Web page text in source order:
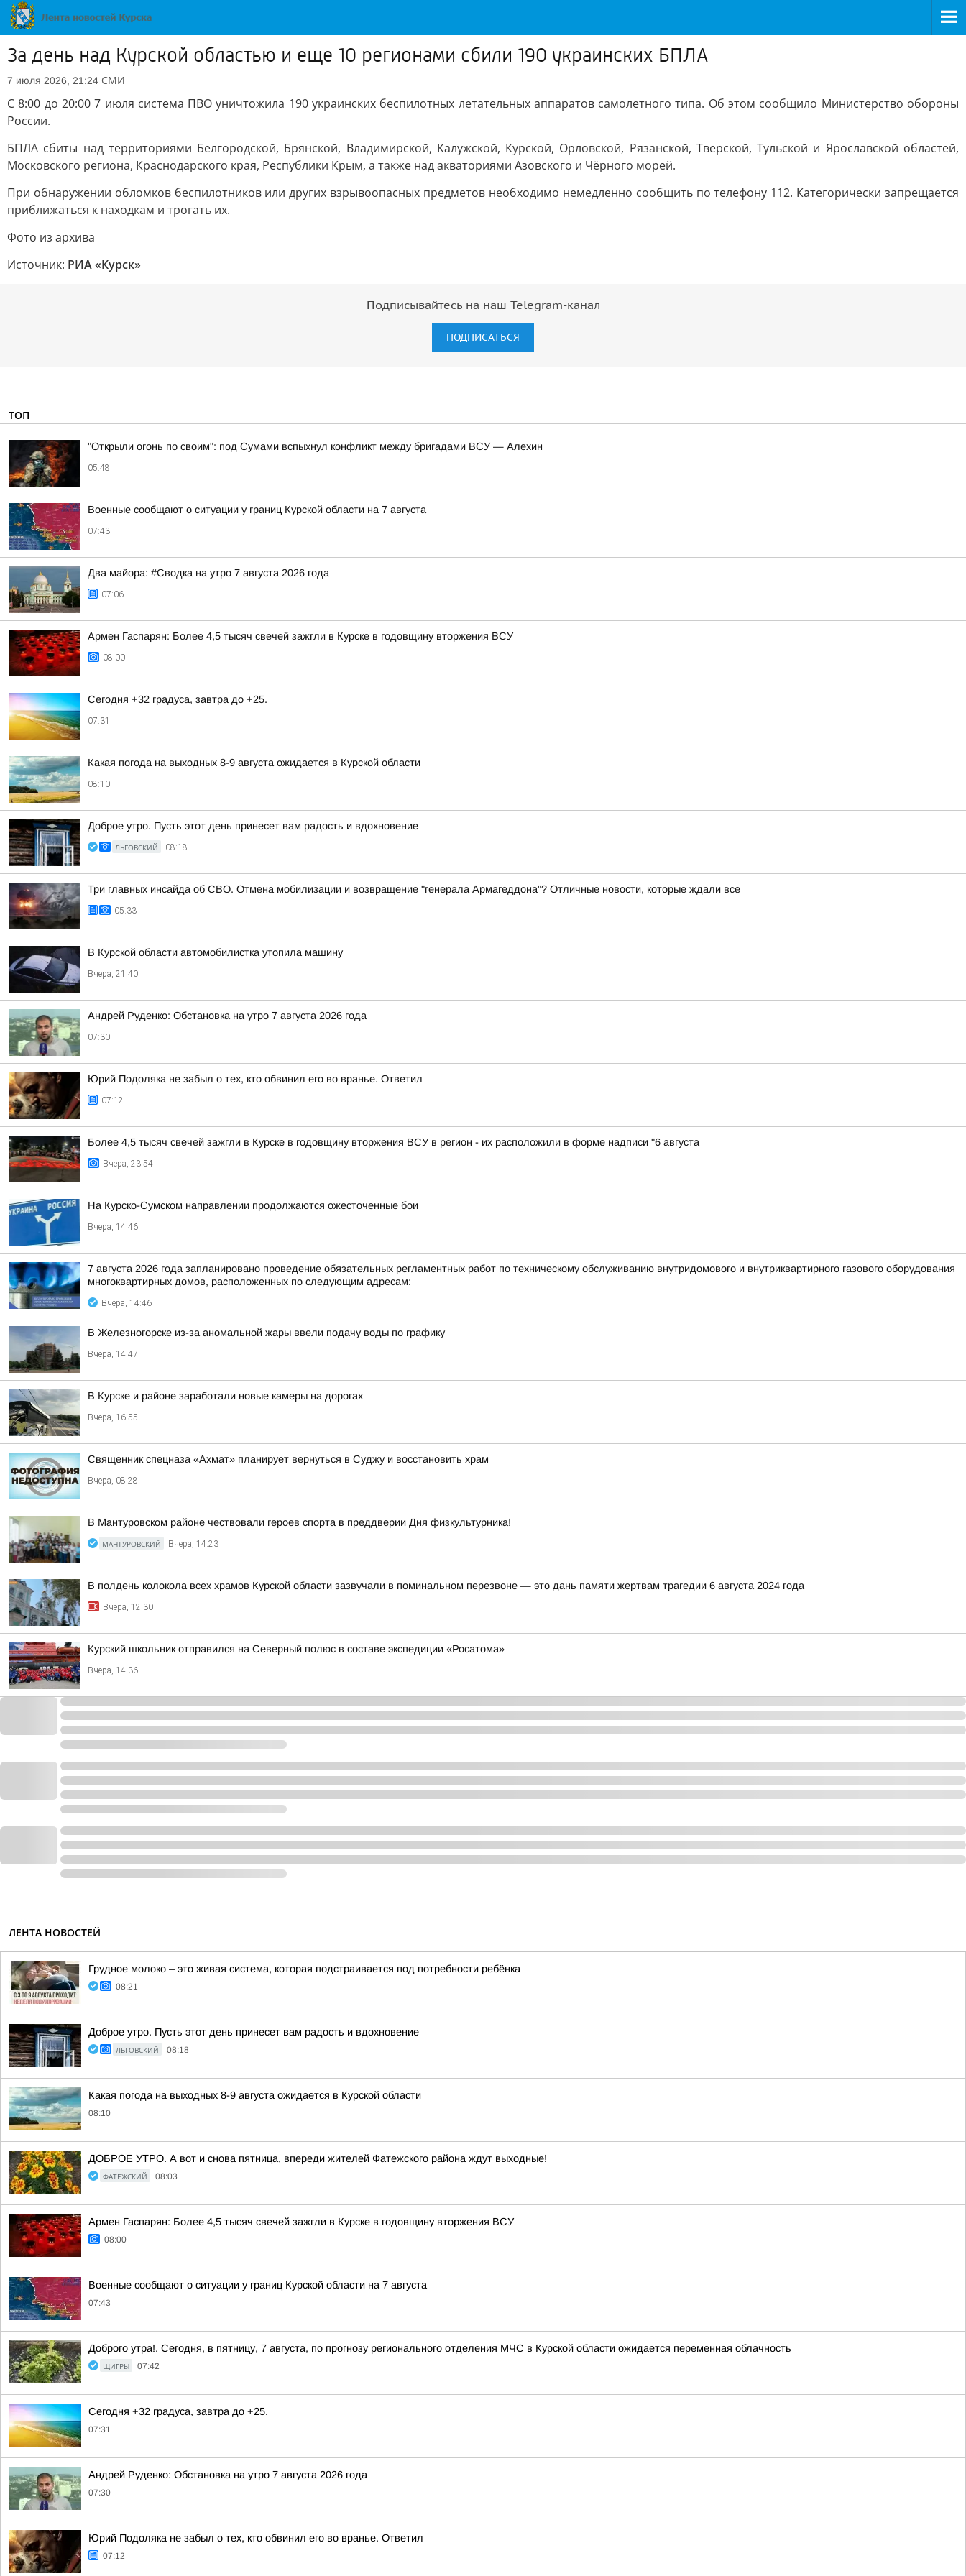
За день над Курской областью и еще 10 регионами сбили 190 украинских БПЛА
7 июля 2026, 21:24 СМИ
С 8:00 до 20:00 7 июля система ПВО уничтожила 190 украинских беспилотных летательных аппаратов самолетного типа. Об этом сообщило Министерство обороны
России.
БПЛА сбиты над территориями Белгородской, Брянской, Владимирской, Калужской, Курской, Орловской, Рязанской, Тверской, Тульской и Ярославской областей,
Московского региона, Краснодарского края, Республики Крым, а также над акваториями Азовского и Чёрного морей.
При обнаружении обломков беспилотников или других взрывоопасных предметов необходимо немедленно сообщить по телефону 112. Категорически запрещается
приближаться к находкам и трогать их.
Фото из архива
Источник: РИА «Курск»
Подписывайтесь на наш Telegram-канал
ПОДПИСАТЬСЯ
ТОП
"Открыли огонь по своим": под Сумами вспыхнул конфликт между бригадами ВСУ — Алехин
05:48
Военные сообщают о ситуации у границ Курской области на 7 августа
07:43
Два майора: #Сводка на утро 7 августа 2026 года
07:06
Армен Гаспарян: Более 4,5 тысяч свечей зажгли в Курске в годовщину вторжения ВСУ
08:00
Сегодня +32 градуса, завтра до +25.
07:31
Какая погода на выходных 8-9 августа ожидается в Курской области
08:10
Доброе утро. Пусть этот день принесет вам радость и вдохновение
ЛЬГОВСКИЙ 08:18
Три главных инсайда об СВО. Отмена мобилизации и возвращение "генерала Армагеддона"? Отличные новости, которые ждали все
05:33
В Курской области автомобилистка утопила машину
Вчера, 21:40
Андрей Руденко: Обстановка на утро 7 августа 2026 года
07:30
Юрий Подоляка не забыл о тех, кто обвинил его во вранье. Ответил
07:12
Более 4,5 тысяч свечей зажгли в Курске в годовщину вторжения ВСУ в регион - их расположили в форме надписи "6 августа
Вчера, 23:54
На Курско-Сумском направлении продолжаются ожесточенные бои
Вчера, 14:46
7 августа 2026 года запланировано проведение обязательных регламентных работ по техническому обслуживанию внутридомового и внутриквартирного газового оборудования
многоквартирных домов, расположенных по следующим адресам:
Вчера, 14:46
В Железногорске из-за аномальной жары ввели подачу воды по графику
Вчера, 14:47
В Курске и районе заработали новые камеры на дорогах
Вчера, 16:55
Священник спецназа «Ахмат» планирует вернуться в Суджу и восстановить храм
Вчера, 08:28
В Мантуровском районе чествовали героев спорта в преддверии Дня физкультурника!
МАНТУРОВСКИЙ Вчера, 14:23
В полдень колокола всех храмов Курской области зазвучали в поминальном перезвоне — это дань памяти жертвам трагедии 6 августа 2024 года
Вчера, 12:30
Курский школьник отправился на Северный полюс в составе экспедиции «Росатома»
Вчера, 14:36
ЛЕНТА НОВОСТЕЙ
Грудное молоко – это живая система, которая подстраивается под потребности ребёнка
08:21
Доброе утро. Пусть этот день принесет вам радость и вдохновение
ЛЬГОВСКИЙ 08:18
Какая погода на выходных 8-9 августа ожидается в Курской области
08:10
ДОБРОЕ УТРО. А вот и снова пятница, впереди жителей Фатежского района ждут выходные!
ФАТЕЖСКИЙ 08:03
Армен Гаспарян: Более 4,5 тысяч свечей зажгли в Курске в годовщину вторжения ВСУ
08:00
Военные сообщают о ситуации у границ Курской области на 7 августа
07:43
Доброго утра!. Сегодня, в пятницу, 7 августа, по прогнозу регионального отделения МЧС в Курской области ожидается переменная облачность
ЩИГРЫ 07:42
Сегодня +32 градуса, завтра до +25.
07:31
Андрей Руденко: Обстановка на утро 7 августа 2026 года
07:30
Юрий Подоляка не забыл о тех, кто обвинил его во вранье. Ответил
07:12